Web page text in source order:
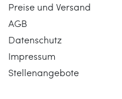
Preise und Versand
AGB
Datenschutz
Impressum
Stellenangebote